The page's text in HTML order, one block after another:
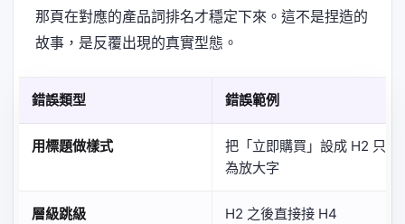
那頁在對應的產品詞排名才穩定下來。這不是捏造的
故事，是反覆出現的真實型態。
錯誤類型 錯誤範例
用標題做樣式
把「立即購買」設成 H2 只
為放大字
層級跳級 H2 之後直接接 H4